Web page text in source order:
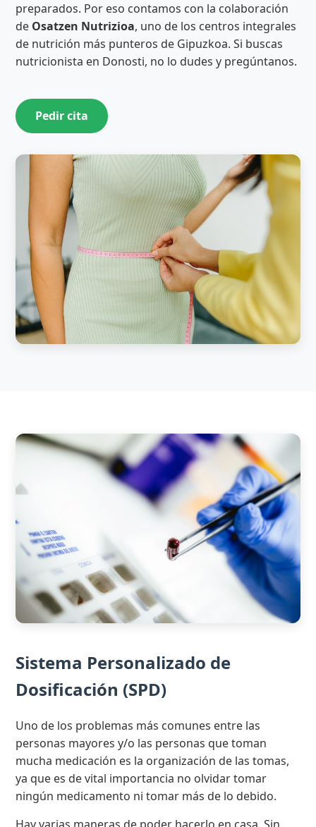
preparados. Por eso contamos con la colaboración
de Osatzen Nutrizioa, uno de los centros integrales
de nutrición más punteros de Gipuzkoa. Si buscas
nutricionista en Donosti, no lo dudes y pregúntanos.
Pedir cita
Sistema Personalizado de
Dosificación (SPD)
Uno de los problemas más comunes entre las
personas mayores y/o las personas que toman
mucha medicación es la organización de las tomas,
ya que es de vital importancia no olvidar tomar
ningún medicamento ni tomar más de lo debido.